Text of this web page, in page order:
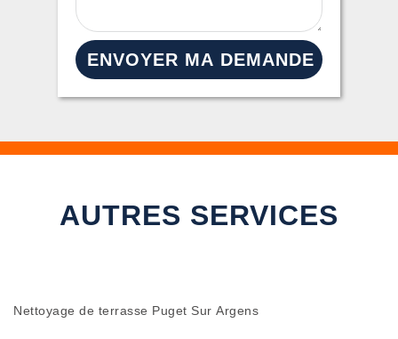
AUTRES SERVICES
Nettoyage de terrasse Puget Sur Argens